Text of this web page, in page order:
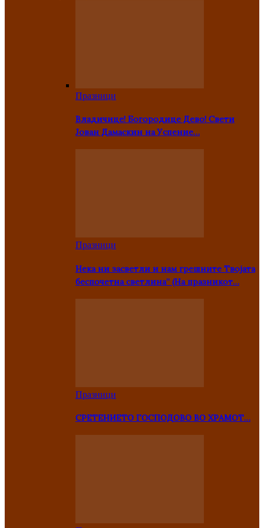
Празници
Владичице! Богородице Дево! Свети
Јован Дамаскин на Успение…
Празници
Нека ни засветли и нам грешните Твојата
беспочетна светлина” (На празникот…
Празници
СРЕТЕНИЕТО ГОСПОДОВО ВО ХРАМОТ…